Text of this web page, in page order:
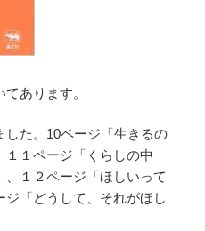
あります。
た。10ページ「生きるの
１ページ「くらしの中
１２ページ「ほしいって
ジ「どうして、それがほし